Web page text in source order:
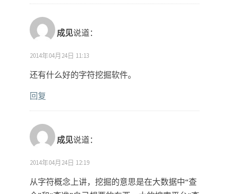
成见说道：
2014年04月24日 11:13
还有什么好的字符挖掘软件。
回复
成见说道：
2014年04月24日 12:19
从字符概念上讲，挖掘的意思是在大数据中“查